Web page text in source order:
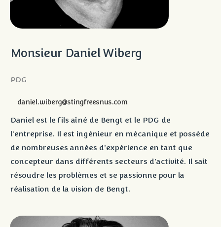
Monsieur Daniel Wiberg
PDG
daniel.wiberg@stingfreesnus.com
Daniel est le fils aîné de Bengt et le PDG de
l'entreprise. Il est ingénieur en mécanique et possède
de nombreuses années d'expérience en tant que
concepteur dans différents secteurs d'activité. Il sait
résoudre les problèmes et se passionne pour la
réalisation de la vision de Bengt.